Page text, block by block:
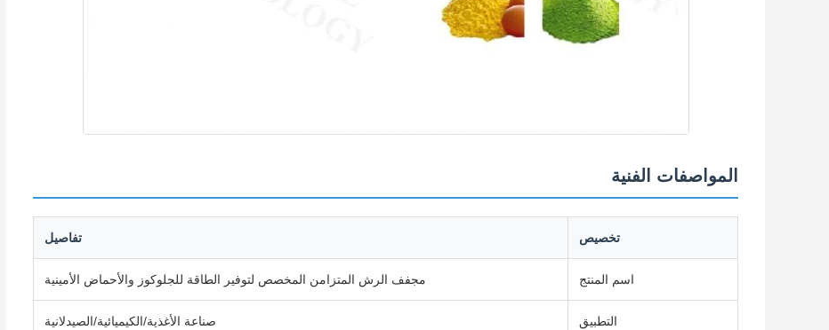
المواصفات الفنية
تخصيص تفاصيل
اسم المنتج مجفف الرش المتزامن المخصص لتوفير الطاقة للجلوكوز والأحماض الأمينية
التطبيق صناعة الأغذية/الكيميائية/الصيدلانية